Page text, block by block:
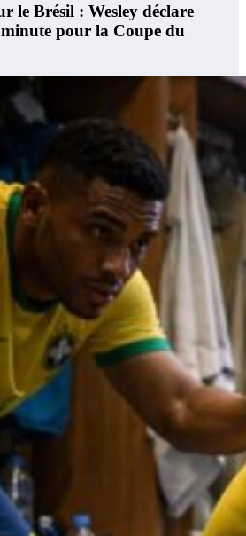
le Brésil : Wesley déclare
pour la Coupe du